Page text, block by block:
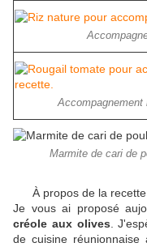
Accompagnement
Marmite de cari de
À propos de la
Je vous ai proposé
créole aux olives .
de cuisine